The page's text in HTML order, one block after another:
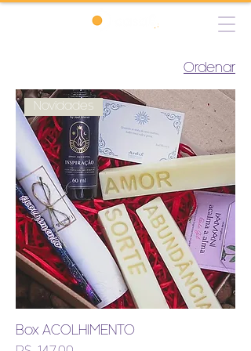
Ordenar
Novidades
Box ACOLHIMENTO